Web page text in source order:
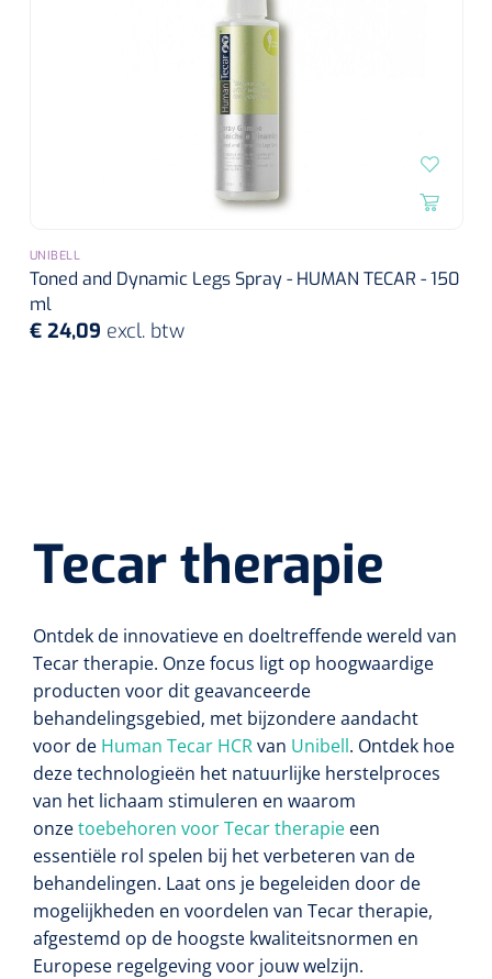
Chronische wondzorgproducten
Diversen
Kleeflaag removers
Watten
Verbandhaakjes
Nierbekken
Wondreinigers
UNIBELL
Toned and Dynamic Legs Spray - HUMAN TECAR - 150
ml
€ 24,09 excl. btw
Tecar therapie
Ontdek de innovatieve en doeltreffende wereld van
Tecar therapie. Onze focus ligt op hoogwaardige
producten voor dit geavanceerde
behandelingsgebied, met bijzondere aandacht
voor de Human Tecar HCRvan Unibell. Ontdek hoe
deze technologieën het natuurlijke herstelproces
van het lichaam stimuleren en waarom
onzetoebehoren voor Tecar therapie een
essentiële rol spelen bij het verbeteren van de
behandelingen. Laat ons je begeleiden door de
mogelijkheden en voordelen van Tecar therapie,
afgestemd op de hoogste kwaliteitsnormen en
Europese regelgeving voor jouw welzijn.